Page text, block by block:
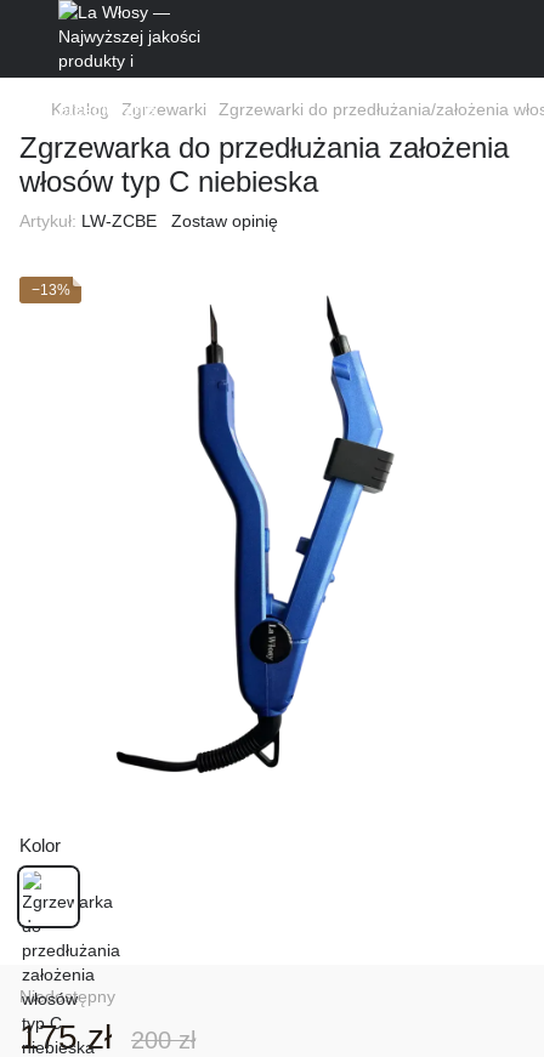
Katalog Zgrzewarki Zgrzewarki do przedłużania/założenia
Zgrzewarka do przedłużania założenia
włosów typ C niebieska
Artykuł: LW-ZCBE Zostaw opinię
−13%
Kolor
Niedostępny
175 zł 200 zł